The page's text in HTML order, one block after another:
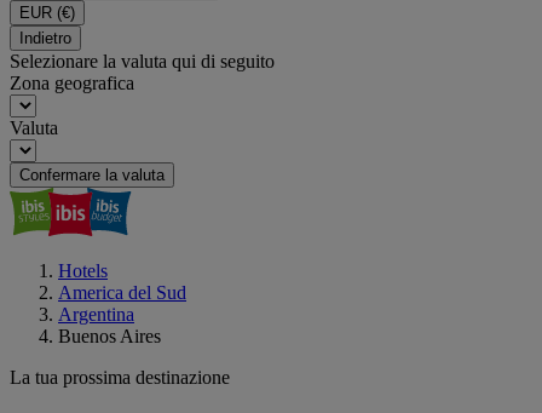
EUR (€)
Indietro
Selezionare la valuta qui di seguito
Zona geografica
Valuta
Confermare la valuta
Hotels
America del Sud
Argentina
Buenos Aires
La tua prossima destinazione